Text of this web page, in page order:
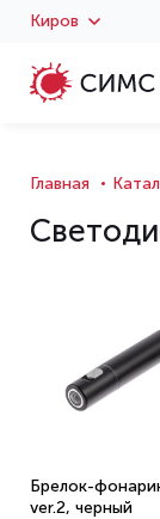
Киров
Главная
Брелок-
ver.2, черный